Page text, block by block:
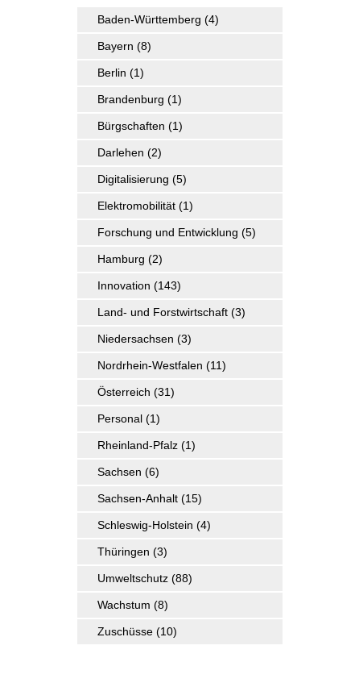
Baden-Württemberg (4)
Bayern (8)
Berlin (1)
Brandenburg (1)
Bürgschaften (1)
Darlehen (2)
Digitalisierung (5)
Elektromobilität (1)
Forschung und Entwicklung (5)
Hamburg (2)
Innovation (143)
Land- und Forstwirtschaft (3)
Niedersachsen (3)
Nordrhein-Westfalen (11)
Österreich (31)
Personal (1)
Rheinland-Pfalz (1)
Sachsen (6)
Sachsen-Anhalt (15)
Schleswig-Holstein (4)
Thüringen (3)
Umweltschutz (88)
Wachstum (8)
Zuschüsse (10)